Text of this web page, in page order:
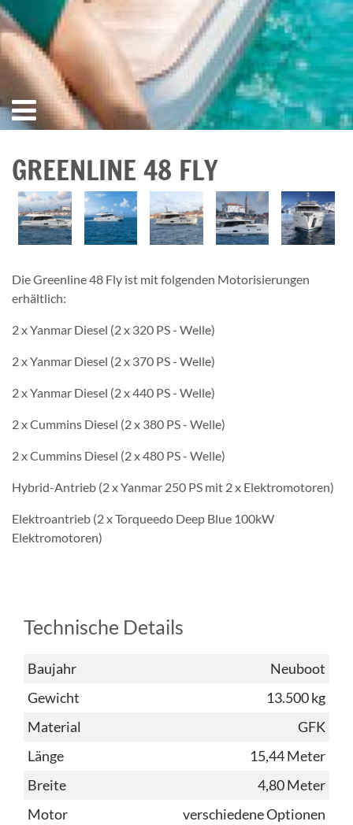
GREENLINE 48 FLY
Die Greenline 48 Fly ist mit folgenden Motorisierungen
erhältlich:
2 x Yanmar Diesel (2 x 320 PS - Welle)
2 x Yanmar Diesel (2 x 370 PS - Welle)
2 x Yanmar Diesel (2 x 440 PS - Welle)
2 x Cummins Diesel (2 x 380 PS - Welle)
2 x Cummins Diesel (2 x 480 PS - Welle)
Hybrid-Antrieb (2 x Yanmar 250 PS mit 2 x Elektromotoren)
Elektroantrieb (2 x Torqueedo Deep Blue 100kW
Elektromotoren)
Technische Details
Baujahr
Neuboot
Gewicht
13.500 kg
Material
GFK
Länge
15,44 Meter
Breite
4,80 Meter
Motor
verschiedene Optionen